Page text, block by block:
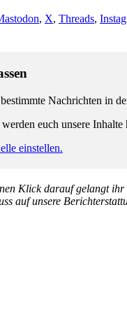
, X, Threads,
Nachrichten in
euch unsere
einstellen.
Klick darauf gelangt
auf unsere